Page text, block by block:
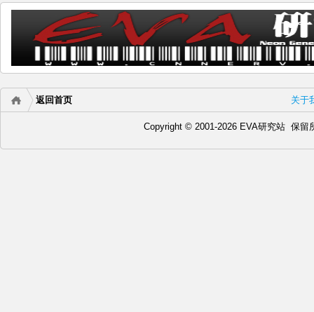
关于
返回首页
Copyright © 2001-2026 EVA研究站 保